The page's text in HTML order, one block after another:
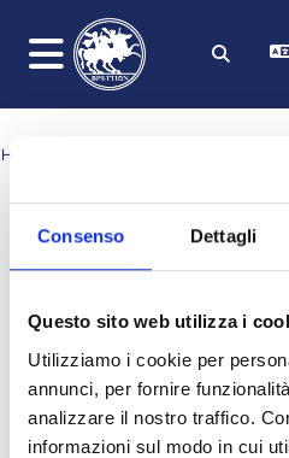
Consenso Dettagli
Questo sito web utilizza i
Utilizziamo i cookie per
annunci, per fornire
analizzare il nostro traffico.
informazioni sul modo in cui
Pannello laterale
Cerca corsi